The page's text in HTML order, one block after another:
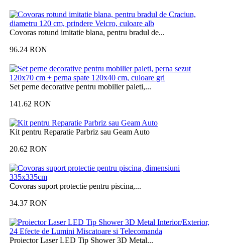
Covoras rotund imitatie blana, pentru bradul de...
96.24 RON
Set perne decorative pentru mobilier paleti,...
141.62 RON
Kit pentru Reparatie Parbriz sau Geam Auto
20.62 RON
Covoras suport protectie pentru piscina,...
34.37 RON
Proiector Laser LED Tip Shower 3D Metal...